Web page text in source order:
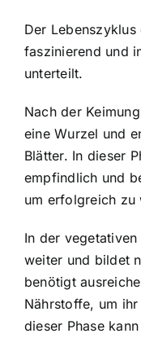
Der
faszinierend und
unterteilt.
Nach der
eine Wurzel und
Blätter. In dieser
empfindlich und
um erfolgreich zu
In der
weiter und bildet
benötigt
Nährstoffe, um
dieser Phase